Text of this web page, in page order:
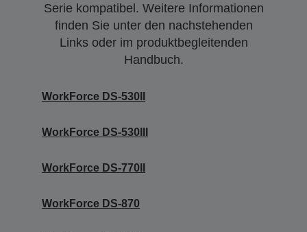
Serie kompatibel. Weitere Informationen
finden Sie unter den nachstehenden
Links oder im produktbegleitenden
Handbuch.
WorkForce DS-530II
WorkForce DS-530III
WorkForce DS-770II
WorkForce DS-870